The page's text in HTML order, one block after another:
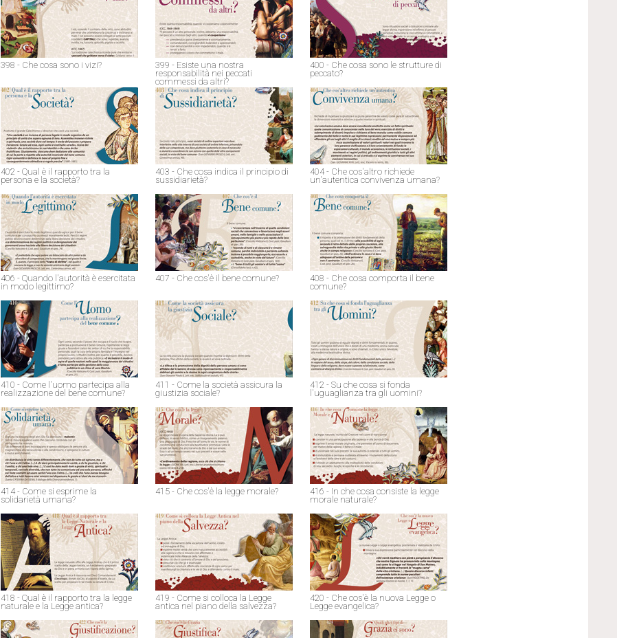
398 - Che cosa sono i vizi?
399 - Esiste una nostra
responsabilità nei peccati
commessi da altri?
400 - Che cosa sono le strutture di
peccato?
402 - Qual è il rapporto tra la
persona e la società?
403 - Che cosa indica il principio di
sussidiarietà?
404 - Che cos'altro richiede
un'autentica convivenza umana?
406 - Quando l'autorità è esercitata
in modo legittimo?
407 - Che cos'è il bene comune?
408 - Che cosa comporta il bene
comune?
410 - Come l'uomo partecipa alla
realizzazione del bene comune?
411 - Come la società assicura la
giustizia sociale?
412 - Su che cosa si fonda
l'uguaglianza tra gli uomini?
414 - Come si esprime la
solidarietà umana?
415 - Che cos'è la legge morale?
416 - In che cosa consiste la legge
morale naturale?
418 - Qual è il rapporto tra la legge
naturale e la Legge antica?
419 - Come si colloca la Legge
antica nel piano della salvezza?
420 - Che cos'è la nuova Legge o
Legge evangelica?